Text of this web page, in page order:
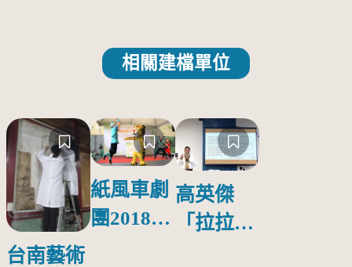
相關建檔單位
台南藝術
紙風車劇
團2018公
高英傑
「拉拉庫